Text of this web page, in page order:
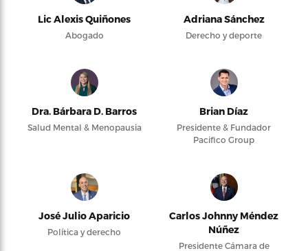
Lic Alexis Quiñones
Abogado
Adriana Sánchez
Derecho y deporte
Dra. Bárbara D. Barros
Salud Mental & Menopausia
Brian Díaz
Presidente & Fundador
Pacifico Group
José Julio Aparicio
Política y derecho
Carlos Johnny Méndez
Núñez
Presidente Cámara de